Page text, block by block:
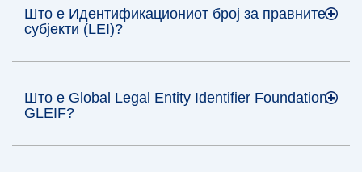
Што е Идентификациониот број за правните
субјекти (LEI)?
Што е Global Legal Entity Identifier Foundation -
GLEIF?